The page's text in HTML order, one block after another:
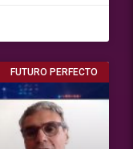
FUTURO PERFECTO